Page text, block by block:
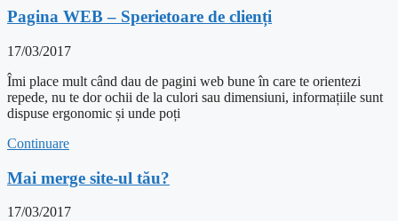
Pagina WEB – Sperietoare de clienți
17/03/2017
Îmi place mult când dau de pagini web bune în care te orientezi
repede, nu te dor ochii de la culori sau dimensiuni, informațiile sunt
dispuse ergonomic și unde poți
Continuare
Mai merge site-ul tău?
17/03/2017